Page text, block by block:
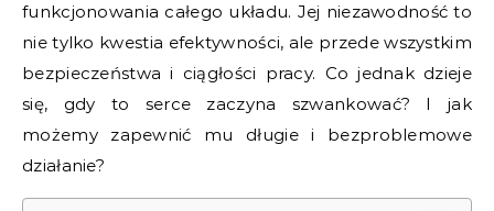
funkcjonowania całego układu. Jej niezawodność to
nie tylko kwestia efektywności, ale przede wszystkim
bezpieczeństwa i ciągłości pracy. Co jednak dzieje
się, gdy to serce zaczyna szwankować? I jak
możemy zapewnić mu długie i bezproblemowe
działanie?